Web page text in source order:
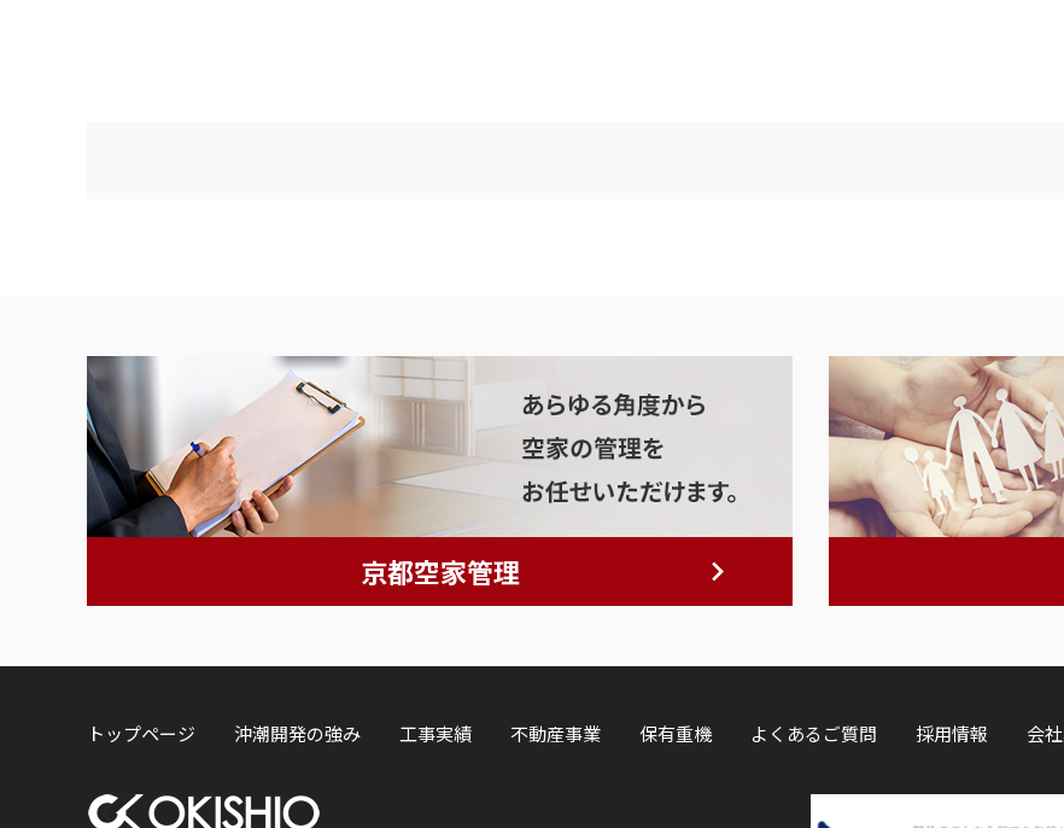
京都空家管理
トップページ 沖潮開発の強み 工事実績 不動産事業 保有重機 よくあるご質問 採用情報 会